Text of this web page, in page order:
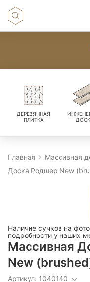
ДЕРЕВЯННАЯ
ПЛИТКА
Главная
Массивная
Доска Родшер New
Наличие сучков на
подробности у наших
Массивная
New
Артикул: 1040140